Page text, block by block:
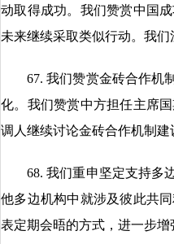
动取得成功。我们赞赏中国
未来继续采取类似行动。我
67. 我们赞赏金砖合作机制
化。我们赞赏中方担任主席
调人继续讨论金砖合作机制建
68. 我们重申坚定支持多边
他多边机构中就涉及彼此共
表定期会晤的方式，进一步增